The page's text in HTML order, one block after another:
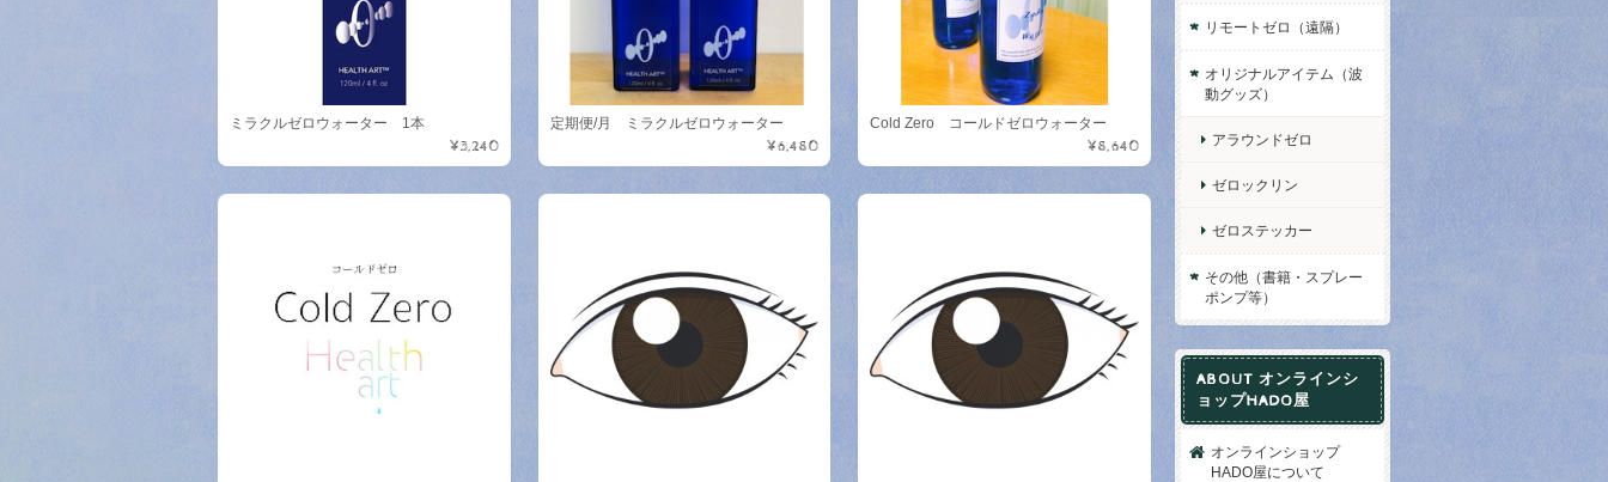
ミラクルゼロウォーター 1本
¥3,240
定期便/月 ミラクルゼロウォーター
¥6,480
Cold Zero コールドゼロウォーター
¥8,640
リモートゼロ（遠隔）
オリジナルアイテム（波
動グッズ）
アラウンドゼロ
ゼロックリン
ゼロステッカー
その他（書籍・スプレー
ポンプ等）
ABOUT オンラインシ
ョップHADO屋
オンラインショップ
HADO屋について